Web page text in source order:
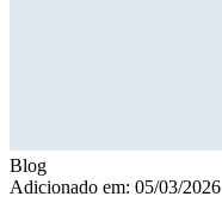
Blog
Adicionado em: 05/03/2026